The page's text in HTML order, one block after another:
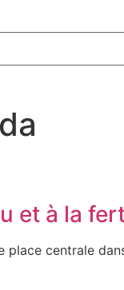
et à la
place centrale